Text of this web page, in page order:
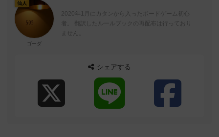
仙人
ゴーダ
2020年1月にカタンから入ったボードゲーム初心
者。 翻訳したルールブックの再配布は行っており
ません。
シェアする